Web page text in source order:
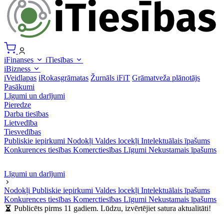
iFinanses
iTiesības
iBizness
iVeidlapas iRokasgrāmatas Žurnāls iFiT Grāmatveža plānotājs
Pasākumi
Līgumi un darījumi
Pieredze
Darba tiesības
Lietvedība
Tiesvedības
Publiskie iepirkumi Nodokļi Valdes locekļi Intelektuālais īpašums
Konkurences tiesības Komerctiesības Līgumi Nekustamais īpašums
Līgumi un darījumi
Nodokļi Publiskie iepirkumi Valdes locekļi Intelektuālais īpašums
Konkurences tiesības Komerctiesības Līgumi Nekustamais īpašums
Publicēts pirms 11 gadiem. Lūdzu, izvērtējiet satura aktualitāti!